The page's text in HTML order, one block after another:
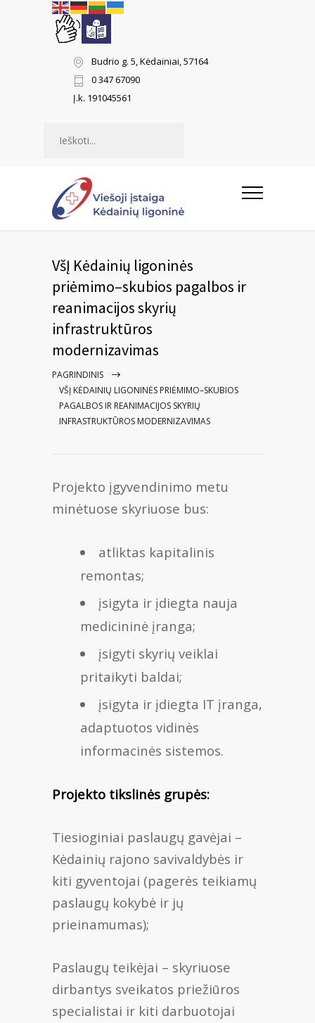
Budrio g. 5, Kėdainiai, 57164
0 347 67090
Į.k. 191045561
VšĮ Kėdainių ligoninės
priėmimo–skubios pagalbos ir
reanimacijos skyrių
infrastruktūros
modernizavimas
PAGRINDINIS
VŠĮ KĖDAINIŲ LIGONINĖS PRIĖMIMO–SKUBIOS
PAGALBOS IR REANIMACIJOS SKYRIŲ
INFRASTRUKTŪROS MODERNIZAVIMAS
Projekto įgyvendinimo metu
minėtuose skyriuose bus:
atliktas kapitalinis
remontas;
įsigyta ir įdiegta nauja
medicininė įranga;
įsigyti skyrių veiklai
pritaikyti baldai;
įsigyta ir įdiegta IT įranga,
adaptuotos vidinės
informacinės sistemos.
Projekto tikslinės grupės:
Tiesioginiai paslaugų gavėjai –
Kėdainių rajono savivaldybės ir
kiti gyventojai (pagerės teikiamų
paslaugų kokybė ir jų
prieinamumas);
Paslaugų teikėjai – skyriuose
dirbantys sveikatos priežiūros
specialistai ir kiti darbuotojai